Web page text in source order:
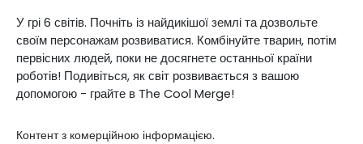
У грі 6 світів. Почніть із найдикішої землі та дозвольте
своїм персонажам розвиватися. Комбінуйте тварин, потім
первісних людей, поки не досягнете останньої країни
роботів! Подивіться, як світ розвивається з вашою
допомогою - грайте в The Cool Merge!
Контент з комерційною інформацією.